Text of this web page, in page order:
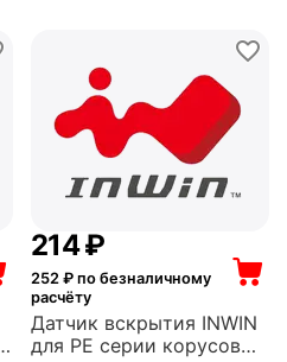
‍214‍₽
252 ₽ по безналичному
расчёту
Датчик вскрытия INWIN
для РЕ серии корусов